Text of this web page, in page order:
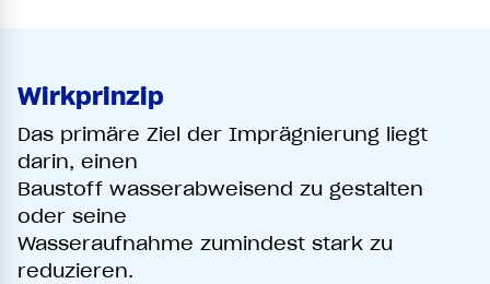
Wirkprinzip
Das primäre Ziel der Imprägnierung liegt
darin, einen
Baustoff wasserabweisend zu gestalten
oder seine
Wasseraufnahme zumindest stark zu
reduzieren.